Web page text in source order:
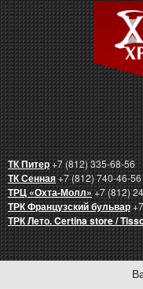
ТК Питер+7 (812) 335-68-56
ТК Сенная+7 (812) 740-46-56
ТРЦ «Охта-Молл»+7 (812)
ТРК Французский бульвар
ТРК Лето. Certina store /